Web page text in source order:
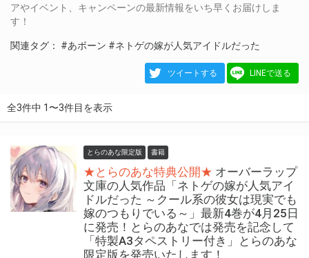
アやイベント、キャンペーンの最新情報をいち早くお届けしま
す！
関連タグ： #あボーン #ネトゲの嫁が人気アイドルだった
ツイートする LINEで送る
全3件中 1〜3件目を表示
とらのあな限定版 書籍
★とらのあな特典公開★ オーバーラップ
文庫の人気作品「ネトゲの嫁が人気アイ
ドルだった ～クール系の彼女は現実でも
嫁のつもりでいる～」最新4巻が4月25日
に発売！とらのあなでは発売を記念して
「特製A3タペストリー付き」とらのあな
限定版を発売いたします！